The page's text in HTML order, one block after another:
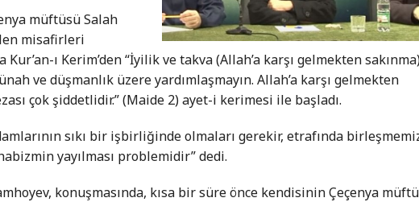
müftüsü Salah
misafirleri
Kur’an-ı Kerim’den “İyilik ve takva (Allah’a karşı gelmekten
ve düşmanlık üzere yardımlaşmayın. Allah’a karşı gelmekten
çok şiddetlidir.” (Maide 2) ayet-i kerimesi ile başladı.
sıkı bir işbirliğinde olmaları gerekir, etrafında
yayılması problemidir” dedi.
konuşmasında, kısa bir süre önce kendisinin Çeçenya